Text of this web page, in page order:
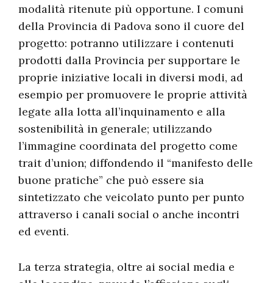
modalità ritenute più opportune. I comuni
della Provincia di Padova sono il cuore del
progetto: potranno utilizzare i contenuti
prodotti dalla Provincia per supportare le
proprie iniziative locali in diversi modi, ad
esempio per promuovere le proprie attività
legate alla lotta all’inquinamento e alla
sostenibilità in generale; utilizzando
l’immagine coordinata del progetto come
trait d’union; diffondendo il “manifesto delle
buone pratiche” che può essere sia
sintetizzato che veicolato punto per punto
attraverso i canali social o anche incontri
ed eventi.
La terza strategia, oltre ai social media e